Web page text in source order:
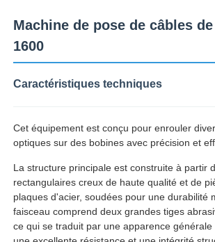
Aperçu
A propos de nous
Visite d'usine
Contrôle de la qualité
Machine de pose de câbles
1600
Caractéristiques techniques
Cet équipement est conçu pour enrouler
optiques sur des bobines avec précision et
La structure principale est construite à partir
rectangulaires creux de haute qualité et de
plaques d'acier, soudées pour une durabilité
faisceau comprend deux grandes tiges
ce qui se traduit par une apparence